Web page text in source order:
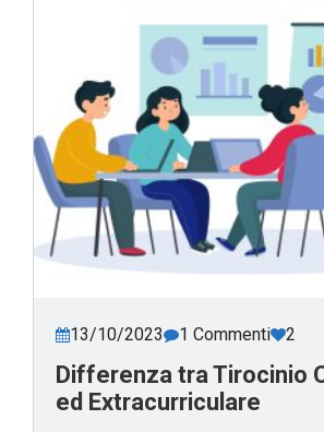
13/10/2023 1 Commenti 2
Differenza tra Tirocinio
ed Extracurriculare